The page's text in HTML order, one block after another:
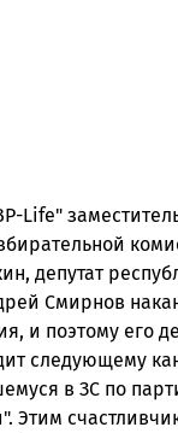
Life"
депутат
Смирнов
и поэтому его
следующему
в ЗС по
Этим